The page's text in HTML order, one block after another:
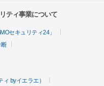
ティ事業について
セキュリティ24」
byイエラエ）